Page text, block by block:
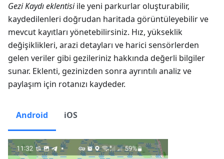
Gezi Kaydı eklentisiile yeni parkurlar oluşturabilir,
kaydedilenleri doğrudan haritada görüntüleyebilir ve
mevcut kayıtları yönetebilirsiniz. Hız, yükseklik
değişiklikleri, arazi detayları ve harici sensörlerden
gelen veriler gibi gezileriniz hakkında değerli bilgiler
sunar. Eklenti, gezinizden sonra ayrıntılı analiz ve
paylaşım için rotanızı kaydeder.
Android iOS